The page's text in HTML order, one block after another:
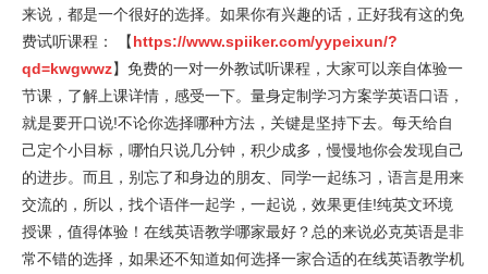
来说，都是一个很好的选择。如果你有兴趣的话，正好我有这的免
费试听课程： 【https://www.spiiker.com/yypeixun/?
qd=kwgwwz】免费的一对一外教试听课程，大家可以亲自体验一
节课，了解上课详情，感受一下。量身定制学习方案学英语口语，
就是要开口说!不论你选择哪种方法，关键是坚持下去。每天给自
己定个小目标，哪怕只说几分钟，积少成多，慢慢地你会发现自己
的进步。而且，别忘了和身边的朋友、同学一起练习，语言是用来
交流的，所以，找个语伴一起学，一起说，效果更佳!纯英文环境
授课，值得体验！在线英语教学哪家最好？总的来说必克英语是非
常不错的选择，如果还不知道如何选择一家合适的在线英语教学机